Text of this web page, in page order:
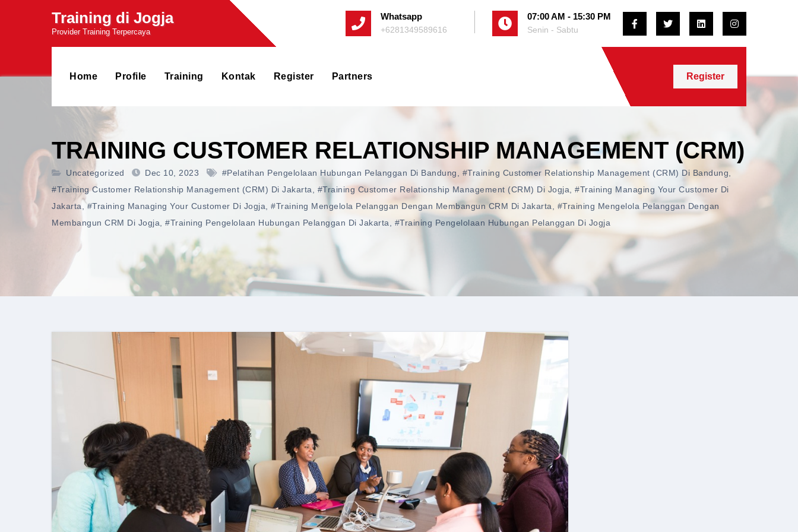
Training di Jogja
Provider Training Terpercaya
Whatsapp
+6281349589616
07:00 AM - 15:30 PM
Senin - Sabtu
Home Profile Training Kontak Register Partners Register
TRAINING CUSTOMER RELATIONSHIP MANAGEMENT (CRM)
Uncategorized Dec 10, 2023 #pelatihan Pengelolaan Hubungan Pelanggan Di Bandung #training Customer Relationship Management (CRM) Di Bandung
#training Customer Relationship Management (CRM) Di Jakarta
#training Customer Relationship Management (CRM) Di Jogja
#training Managing Your Customer Di
Jakarta
#training Managing Your Customer Di Jogja #training Mengelola Pelanggan Dengan Membangun CRM Di Jakarta
#training Mengelola Pelanggan Dengan
Membangun CRM Di Jogja
#training Pengelolaan Hubungan Pelanggan Di Jakarta #training Pengelolaan Hubungan Pelanggan Di Jogja